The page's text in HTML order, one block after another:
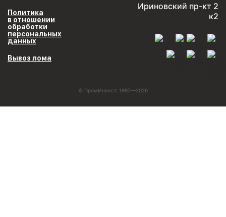
Политика
в отношении
обработки
персональных
данных
Вывоз лома
Ириновский пр-кт 2
к2
© ПромИнвест, 1997—2026